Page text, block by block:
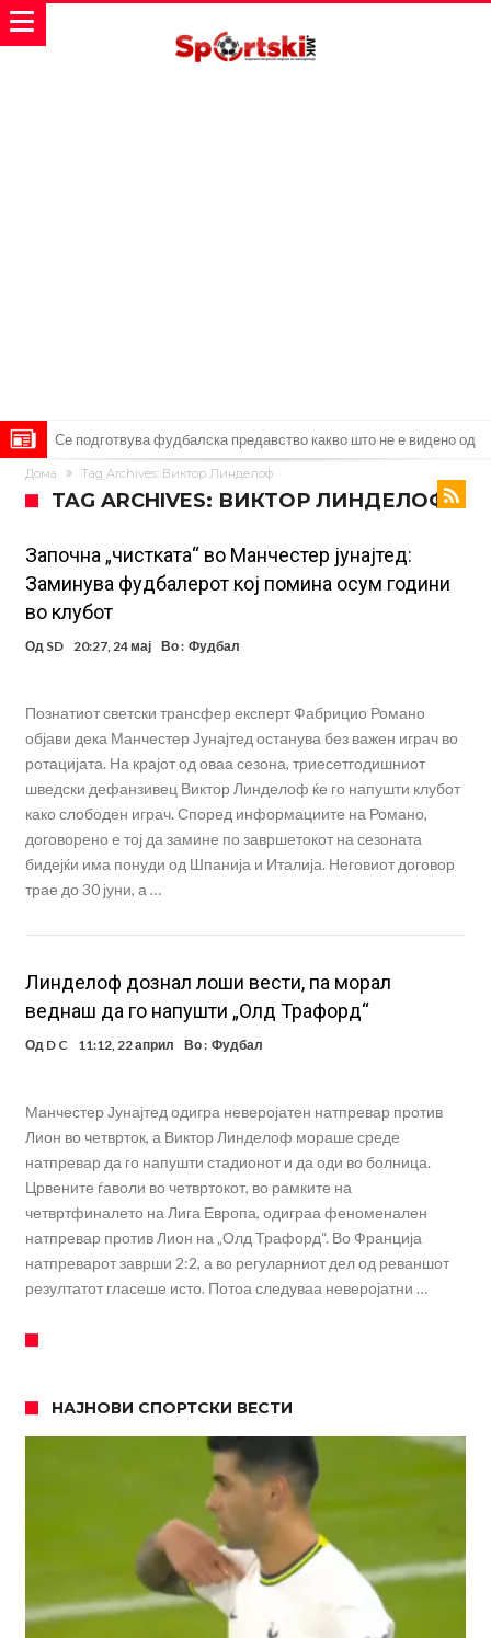
Се подготвува фудбалска предавство какво што не е видено од
2010 година?
Тикет на денот (недела, 09.08.2026)
Само во Турција: Салах доби милиони, а потоа градоначалникот
го остави без зборови
Зборови кои сите ги чекаа, Симеоне го спореди Алварез со
Гризман
Реал Мадрид ја прекинува потрагата по нов играч за врска
Мекгрегор успешно опериран: Коленото е средено, се враќам
срцепарателните зборови на Флик
Кам-бек на терен за Мудрик по над 600 дена, но веднаш
заМИнува на позајмица!?
Џејк Пол започнува голем напад на УФЦ
Дома Tag Archives: Виктор Линделоф
TAG ARCHIVES: ВИКТОР ЛИНДЕЛОФ
Започна „чистката“ во Манчестер јунајтед:
Заминува фудбалерот кој помина осум години
во клубот
Од SD 20:27, 24 мај Во : Фудбал
Познатиот светски трансфер експерт Фабрицио Романо
објави дека Манчестер Јунајтед останува без важен играч во
ротацијата. На крајот од оваа сезона, триесетгодишниот
шведски дефанзивец Виктор Линделоф ќе го напушти клубот
како слободен играч. Според информациите на Романо,
договорено е тој да замине по завршетокот на сезоната
бидејќи има понуди од Шпанија и Италија. Неговиот договор
трае до 30 јуни, а …
Линделоф дознал лоши вести, па морал
веднаш да го напушти „Олд Трафорд“
Од D C 11:12, 22 април Во : Фудбал
Манчестер Јунајтед одигра неверојатен натпревар против
Лион во четврток, а Виктор Линделоф мораше среде
натпревар да го напушти стадионот и да оди во болница.
Црвените ѓаволи во четвртокот, во рамките на
четвртфиналето на Лига Европа, одиграа феноменален
натпревар против Лион на „Олд Трафорд“. Во Франција
натпреварот заврши 2:2, а во регуларниот дел од реваншот
резултатот гласеше исто. Потоа следуваа неверојатни …
НАЈНОВИ СПОРТСКИ ВЕСТИ